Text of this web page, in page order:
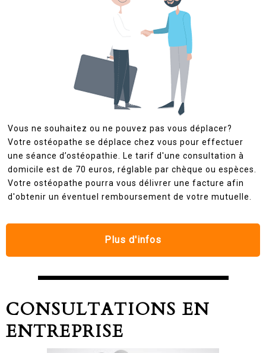
Vous ne souhaitez ou ne pouvez pas vous déplacer?
Votre ostéopathe se déplace chez vous pour effectuer
une séance d’ostéopathie. Le tarif d'une consultation à
domicile est de 70 euros, réglable par chèque ou espèces.
Votre ostéopathe pourra vous délivrer une facture afin
d'obtenir un éventuel remboursement de votre mutuelle.
Plus d'infos
CONSULTATIONS EN
ENTREPRISE